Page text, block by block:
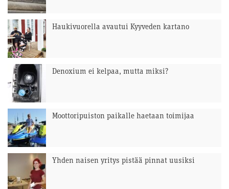
Haukivuorella avautui Kyyveden kartano
Denoxium ei kelpaa, mutta miksi?
Moottoripuiston paikalle haetaan toimijaa
Yhden naisen yritys pistää pinnat uusiksi